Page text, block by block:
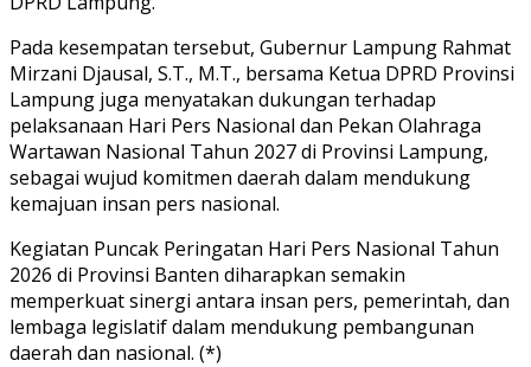
Pada kesempatan tersebut, Gubernur Lampung Rahmat
Mirzani Djausal, S.T., M.T., bersama Ketua DPRD Provinsi
Lampung juga menyatakan dukungan terhadap
pelaksanaan Hari Pers Nasional dan Pekan Olahraga
Wartawan Nasional Tahun 2027 di Provinsi Lampung,
sebagai wujud komitmen daerah dalam mendukung
kemajuan insan pers nasional.
Kegiatan Puncak Peringatan Hari Pers Nasional Tahun
2026 di Provinsi Banten diharapkan semakin
memperkuat sinergi antara insan pers, pemerintah, dan
lembaga legislatif dalam mendukung pembangunan
daerah dan nasional. (*)